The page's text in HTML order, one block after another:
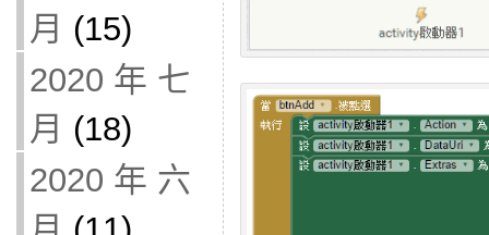
月 (15)
2020 年 七
月 (18)
2020 年 六